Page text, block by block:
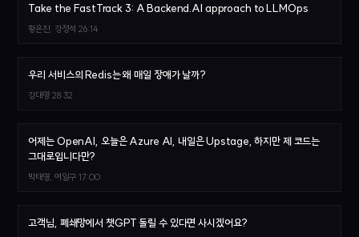
Take the FastTrack 3: A Backend.AI approach to LLMOps
황은진, 강정석 26:14
우리 서비스의 Redis는 왜 매일 장애가 날까?
강대명 28:32
어제는 OpenAI, 오늘은 Azure AI, 내일은 Upstage, 하지만 제 코드는
그대로입니다만?
박태영, 여일구 17:00
고객님, 폐쇄망에서 챗GPT 돌릴 수 있다면 사시겠어요?